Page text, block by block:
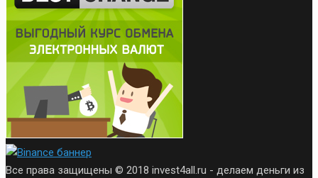
Все права защищены © 2018 invest4all.ru - делаем деньги из